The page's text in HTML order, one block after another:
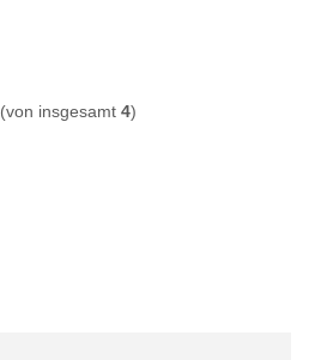
(von insgesamt 4)